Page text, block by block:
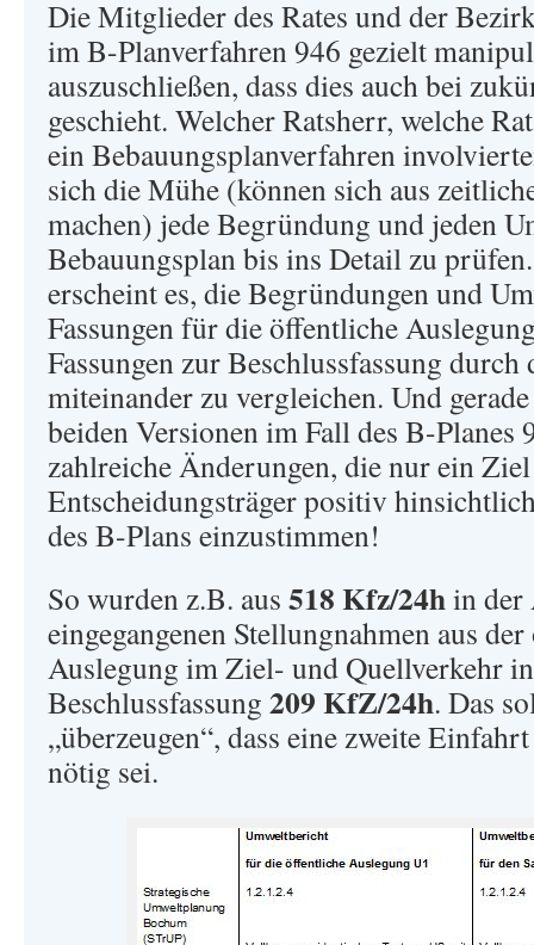
Die Mitglieder des Rates und der
im B-Planverfahren 946 gezielt
auszuschließen, dass dies auch bei
geschieht. Welcher Ratsherr, welche
ein Bebauungsplanverfahren
sich die Mühe (können sich aus
machen) jede Begründung und jeden
Bebauungsplan bis ins Detail zu
erscheint es, die Begründungen und
Fassungen für die öffentliche
Fassungen zur Beschlussfassung durch
miteinander zu vergleichen. Und
beiden Versionen im Fall des B-
zahlreiche Änderungen, die nur ein
Entscheidungsträger positiv
des B-Plans einzustimmen!
So wurden z.B. aus 518 Kfz/24hin der
eingegangenen Stellungnahmen aus
Auslegung im Ziel- und Quellverkehr
Beschlussfassung 209 KfZ/24h. Das
„überzeugen“, dass eine zweite
nötig sei.